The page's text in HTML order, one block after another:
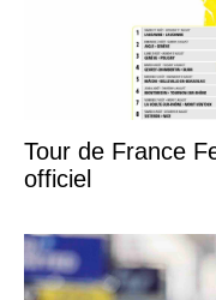
Tour de France
officiel